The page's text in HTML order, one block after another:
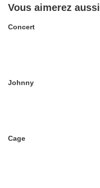
Vous aimerez aussi
Concert
Johnny
Cage